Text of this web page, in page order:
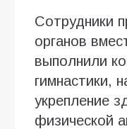
Сотрудники
органов
выполнили
гимнастики,
укрепление
физической